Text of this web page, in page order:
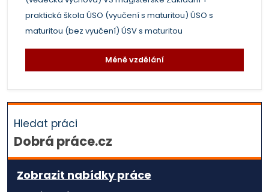
praktická škola ÚSO (vyučení s maturitou) ÚSO s
maturitou (bez vyučení) ÚSV s maturitou
Méně vzdělání
Hledat práci
Dobrá práce.cz
Zobrazit nabídky práce